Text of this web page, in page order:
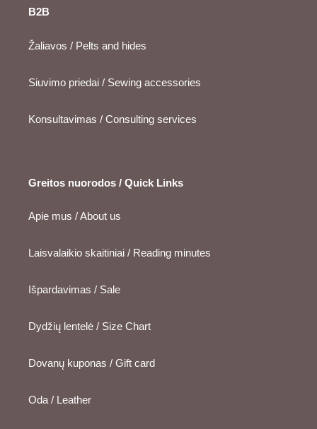
B2B
Žaliavos / Pelts and hides
Siuvimo priedai / Sewing accessories
Konsultavimas / Consulting services
Greitos nuorodos / Quick Links
Apie mus / About us
Laisvalaikio skaitiniai / Reading minutes
Išpardavimas / Sale
Dydžių lentelė / Size Chart
Dovanų kuponas / Gift card
Oda / Leather